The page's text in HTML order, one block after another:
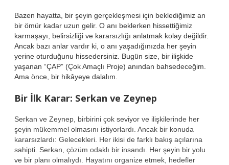
Bazen hayatta, bir şeyin gerçekleşmesi için beklediğimiz an
bir ömür kadar uzun gelir. O anı beklerken hissettiğimiz
karmaşayı, belirsizliği ve kararsızlığı anlatmak kolay değildir.
Ancak bazı anlar vardır ki, o anı yaşadığınızda her şeyin
yerine oturduğunu hissedersiniz. Bugün size, bir ilişkide
yaşanan “ÇAP” (Çok Amaçlı Proje) anından bahsedeceğim.
Ama önce, bir hikâyeye dalalım.
Bir İlk Karar: Serkan ve Zeynep
Serkan ve Zeynep, birbirini çok seviyor ve ilişkilerinde her
şeyin mükemmel olmasını istiyorlardı. Ancak bir konuda
kararsızlardı: Gelecekleri. Her ikisi de farklı bakış açılarına
sahipti. Serkan, çözüm odaklı bir insandı. Her şeyin bir yolu
ve bir planı olmalıydı. Hayatını organize etmek, hedefler